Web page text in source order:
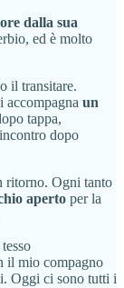
dalla sua
ed è molto
il transitare.
accompagna un
tappa,
dopo
ritorno. Ogni tanto
aperto per la
il mio compagno
Oggi ci sono tutti i